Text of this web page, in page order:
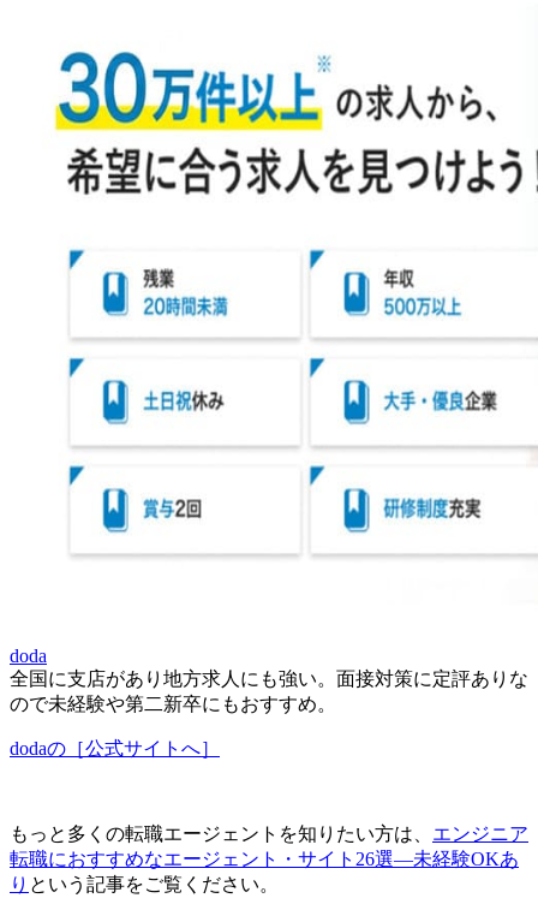
doda
全国に支店があり地方求人にも強い。面接対策に定評ありな
ので未経験や第二新卒にもおすすめ。
dodaの［公式サイトへ］
もっと多くの転職エージェントを知りたい方は、 エンジニア
転職におすすめなエージェント・サイト26選―未経験OKあ
り という記事をご覧ください。